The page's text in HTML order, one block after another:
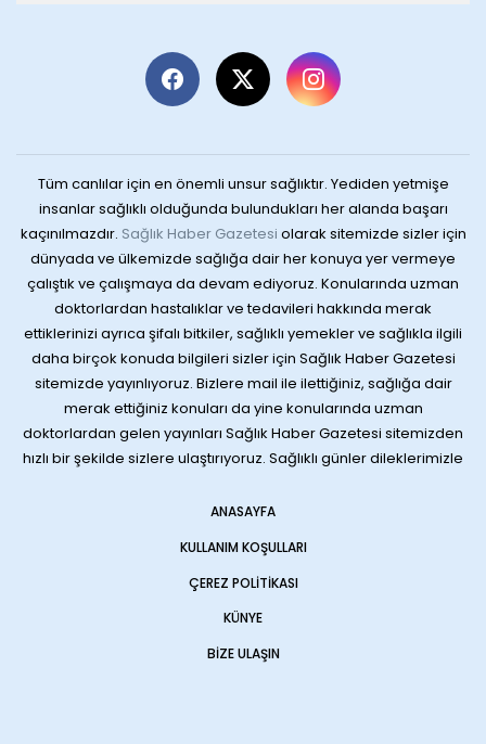
Tüm canlılar için en önemli unsur sağlıktır. Yediden yetmişe
insanlar sağlıklı olduğunda bulundukları her alanda başarı
kaçınılmazdır. Sağlık Haber Gazetesi olarak sitemizde sizler için
dünyada ve ülkemizde sağlığa dair her konuya yer vermeye
çalıştık ve çalışmaya da devam ediyoruz. Konularında uzman
doktorlardan hastalıklar ve tedavileri hakkında merak
ettiklerinizi ayrıca şifalı bitkiler, sağlıklı yemekler ve sağlıkla ilgili
daha birçok konuda bilgileri sizler için Sağlık Haber Gazetesi
sitemizde yayınlıyoruz. Bizlere mail ile ilettiğiniz, sağlığa dair
merak ettiğiniz konuları da yine konularında uzman
doktorlardan gelen yayınları Sağlık Haber Gazetesi sitemizden
hızlı bir şekilde sizlere ulaştırıyoruz. Sağlıklı günler dileklerimizle
ANASAYFA
KULLANIM KOŞULLARI
ÇEREZ POLITIKASI
KÜNYE
BIZE ULAŞIN